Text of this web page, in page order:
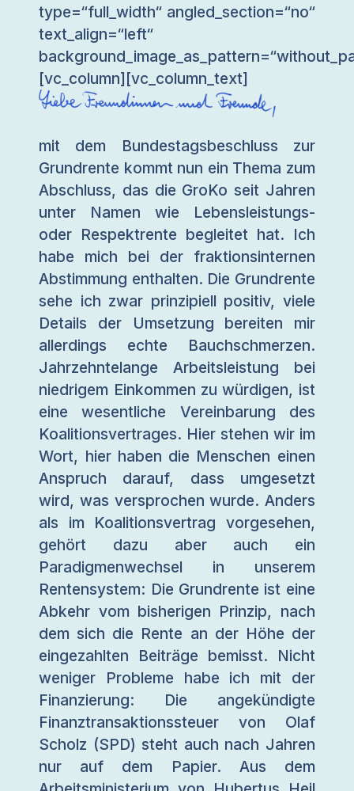
type=“full_width“ angled_section=“no“
text_align=“left“
[vc_column][vc_column_text]
mit dem Bundestagsbeschluss zur
Grundrente kommt nun ein Thema zum
Abschluss, das die GroKo seit Jahren
unter Namen wie Lebensleistungs-
oder Respektrente begleitet hat. Ich
habe mich bei der fraktionsinternen
Abstimmung enthalten. Die Grundrente
sehe ich zwar prinzipiell positiv, viele
Details der Umsetzung bereiten mir
allerdings echte Bauchschmerzen.
Jahrzehntelange Arbeitsleistung bei
niedrigem Einkommen zu würdigen, ist
eine wesentliche Vereinbarung des
Koalitionsvertrages. Hier stehen wir im
Wort, hier haben die Menschen einen
Anspruch darauf, dass umgesetzt
wird, was versprochen wurde. Anders
als im Koalitionsvertrag vorgesehen,
gehört dazu aber auch ein
Paradigmenwechsel in unserem
Rentensystem: Die Grundrente ist eine
Abkehr vom bisherigen Prinzip, nach
dem sich die Rente an der Höhe der
eingezahlten Beiträge bemisst. Nicht
weniger Probleme habe ich mit der
Finanzierung: Die angekündigte
Finanztransaktionssteuer von Olaf
Scholz (SPD) steht auch nach Jahren
nur auf dem Papier. Aus dem